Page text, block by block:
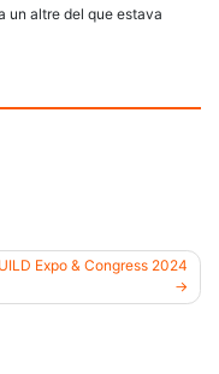
un altre del que estava
Expo & Congress 2024